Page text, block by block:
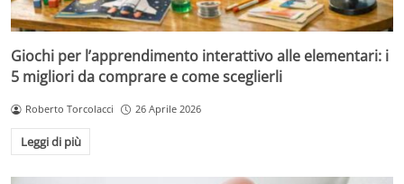
Giochi per l’apprendimento interattivo alle elementari: i
5 migliori da comprare e come sceglierli
Roberto Torcolacci 26 Aprile 2026
Leggi di più